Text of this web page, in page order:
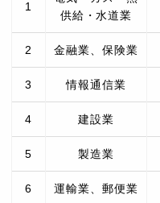
1
供給・水道業
2 金融業、保険業
3 情報通信業
4 建設業
5 製造業
6 運輸業、郵便業